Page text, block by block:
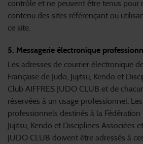
contrôle et ne peuvent être tenus pour
contenu des sites référençant ou
ce site.
5. Messagerie électronique
Les adresses de courrier électronique
Française de Judo, Jujitsu, Kendo et
Club AIFFRES JUDO CLUB et de
réservées à un usage professionnel.
professionnels destinés à la Fédération
Jujitsu, Kendo et Disciplines Associées
JUDO CLUB doivent être adressés à